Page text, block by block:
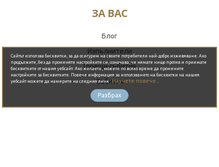
Обади се сега
ЗА ВАС
Блог
Изпълнители
Горещи събития
Събития
Оферти
Сайтът използва бисквитки, за да осигурим на своите потребители най-добро изживяване. Ако
продължите, без да променяте настройките си, означава, че нямате нищо против и приемате
бисквитките от нашия уебсайт. Ако желаете, можете по всяко време да промените
настройките за бисквитките. Повече информация за използването на бисквитки на нашия
уебсайт можете да намерите на следния линк :Научете повече
Разбрах